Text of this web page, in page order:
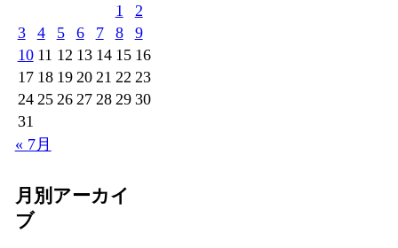
1
2
3
4 5 6 7 8
9
10 11 12 13 14 15 16
17 18 19 20 21 22 23
24 25 26 27 28 29 30
31
« 7月
月別アーカイ
ブ